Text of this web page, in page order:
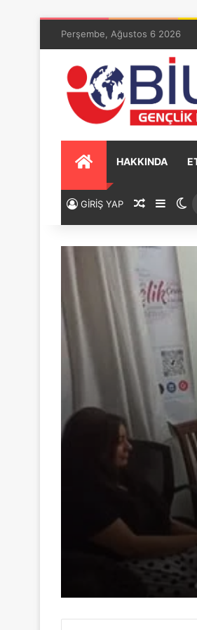
Perşembe, Ağustos 6 2026
HAKKINDA
GİRİŞ YAP
Genç Kalemler